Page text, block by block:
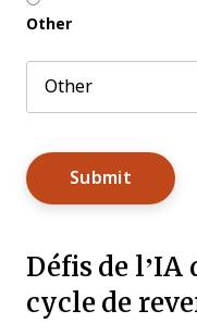
Other
Défis de l’IA
cycle de